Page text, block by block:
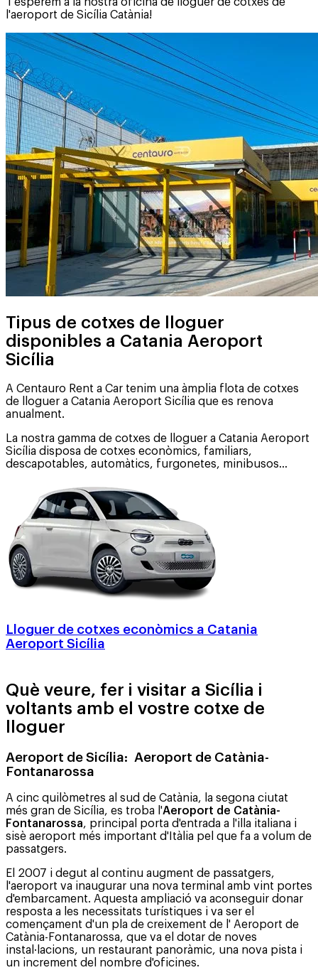
l'aeroport de Sicília Catània!
Tipus de cotxes de lloguer
disponibles a Catania Aeroport
Sicília
A Centauro Rent a Car tenim una àmplia flota de cotxes
de lloguer a Catania Aeroport Sicília que es renova
anualment.
La nostra gamma de cotxes de lloguer a Catania Aeroport
Sicília disposa de cotxes econòmics, familiars,
descapotables, automàtics, furgonetes, minibusos...
Lloguer de cotxes econòmics a Catania
Aeroport Sicília
Què veure, fer i visitar a Sicília i
voltants amb el vostre cotxe de
lloguer
Aeroport de Sicília: Aeroport de Catània-
Fontanarossa
A cinc quilòmetres al sud de Catània, la segona ciutat
més gran de Sicília, es troba l'Aeroport de Catània-
Fontanarossa, principal porta d'entrada a l'illa italiana i
sisè aeroport més important d'Itàlia pel que fa a volum de
passatgers.
El 2007 i degut al continu augment de passatgers,
l'aeroport va inaugurar una nova terminal amb vint portes
d'embarcament. Aquesta ampliació va aconseguir donar
resposta a les necessitats turístiques i va ser el
començament d'un pla de creixement de l' Aeroport de
Catània-Fontanarossa, que va el dotar de noves
instal·lacions, un restaurant panoràmic, una nova pista i
un increment del nombre d'oficines.